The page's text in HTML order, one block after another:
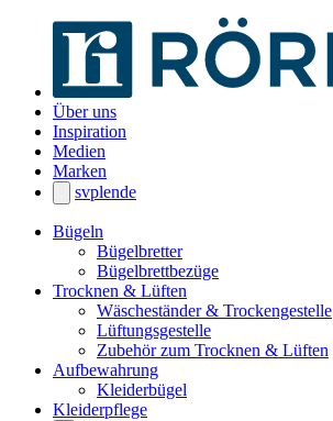
Über uns
Inspiration
Medien
Marken
svplende
Bügeln
Bügelbretter
Bügelbrettbezüge
Trocknen & Lüften
Wäscheständer & Trockengestelle
Lüftungsgestelle
Zubehör zum Trocknen & Lüften
Aufbewahrung
Kleiderbügel
Kleiderpflege